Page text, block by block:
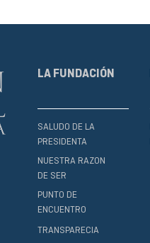
LA FUNDACIÓN
SALUDO DE LA
PRESIDENTA
NUESTRA RAZON
DE SER
PUNTO DE
ENCUENTRO
TRANSPARECIA